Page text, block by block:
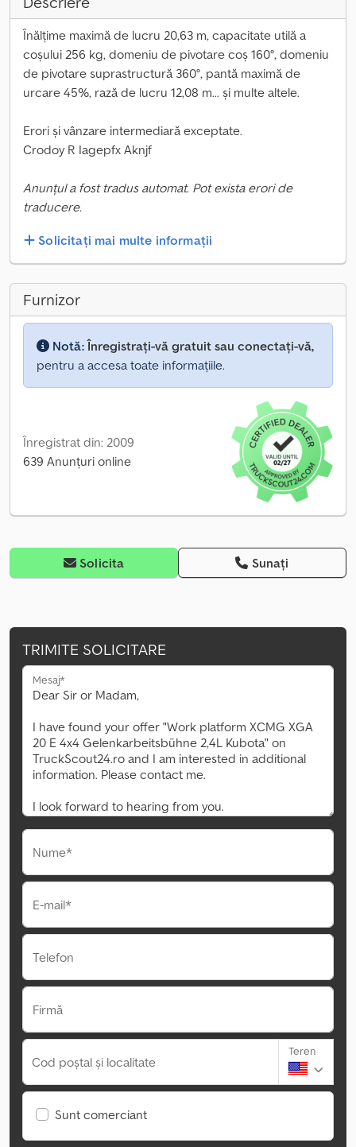
Înălțime maximă de lucru 20,63 m, capacitate utilă a
coșului 256 kg, domeniu de pivotare coș 160°, domeniu
de pivotare suprastructură 360°, pantă maximă de
urcare 45%, rază de lucru 12,08 m... și multe altele.
Erori și vânzare intermediară exceptate.
Crodoy R Iagepfx Aknjf
Anunțul a fost tradus automat. Pot exista erori de
traducere.
Solicitați mai multe informații
Furnizor
Notă:Înregistrați-vă gratuit sau conectați-vă,
pentru a accesa toate informațiile.
Înregistrat din: 2009
639 Anunțuri online
Solicita Sunați
TRIMITE SOLICITARE
Mesaj*
Nume*
E-mail*
Telefon
Firmă
Cod poștal și localitate
Teren
Sunt comerciant